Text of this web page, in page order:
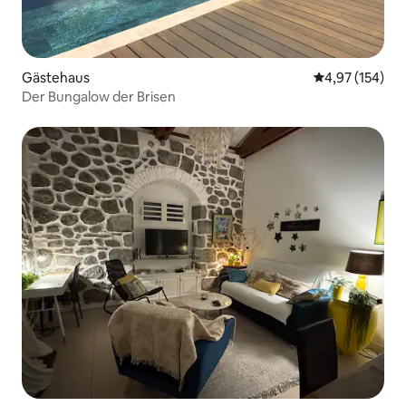
Gästehaus
4,97 (154)
Der Bungalow der Brisen